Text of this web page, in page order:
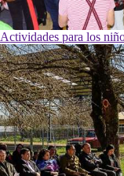
Actividades para los